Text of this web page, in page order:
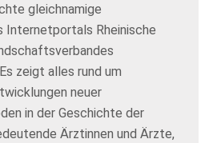
gleichnamige
Internetportals Rheinische
zeigt alles rund um
neuer
in der Geschichte der
Ärztinnen und Ärzte,